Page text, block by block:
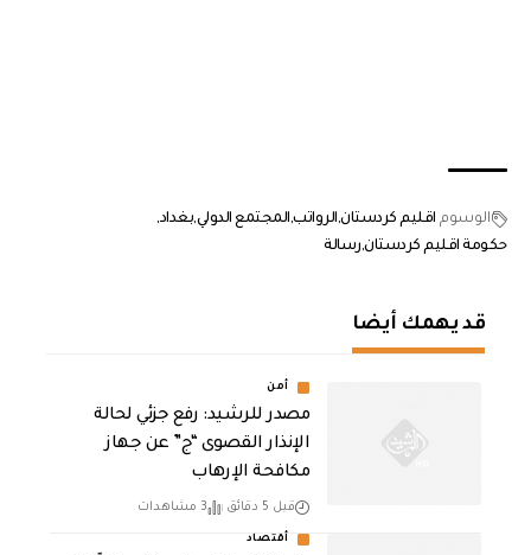
الوسوم اقليم كردستان الرواتب المجتمع الدوليبغداد
حكومة اقليم كردستان رسالة
قد يهمك أيضا
أمن
مصدر للرشيد: رفع جزئي لحالة
الإنذار القصوى “ج” عن جهاز
مكافحة الإرهاب
قبل 5 دقائق 3 مشاهدات
أقتصاد